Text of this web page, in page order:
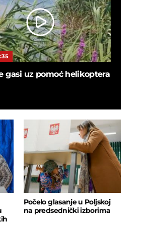
gasi uz pomoć helikoptera
Počelo glasanje u Poljskoj
na predsednički izborima